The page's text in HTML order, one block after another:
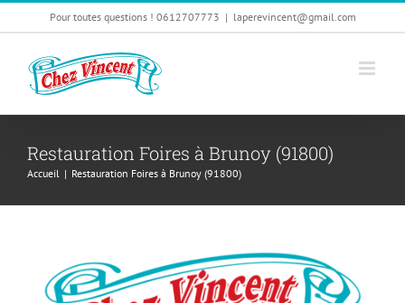
au
contenu
Pour toutes questions ! 0612707773 | laperevincent@gmail.com
Restauration Foires à Brunoy (91800)
Accueil | Restauration Foires à Brunoy (91800)